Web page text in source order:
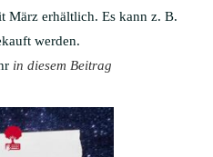
März erhältlich. Es kann z. B.
werden.
in diesem Beitrag